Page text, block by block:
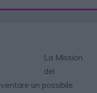
La Mission
del
un possibile